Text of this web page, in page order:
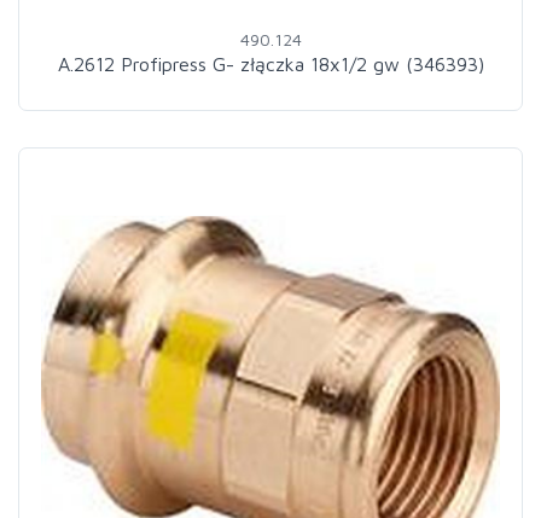
490.124
A.2612 Profipress G- złączka 18x1/2 gw (346393)